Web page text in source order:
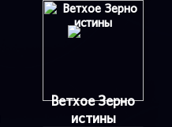
Ветхое Зерно
истины